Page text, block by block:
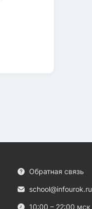
Обратная связь
school@infourok.ru
10:00 – 22:00 мск